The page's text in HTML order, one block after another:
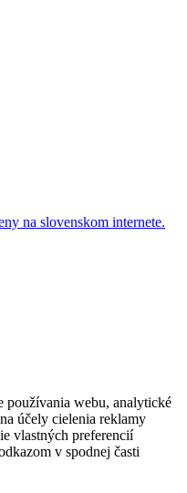
používania webu, analytické
účely cielenia reklamy
vlastných preferencií
v spodnej časti